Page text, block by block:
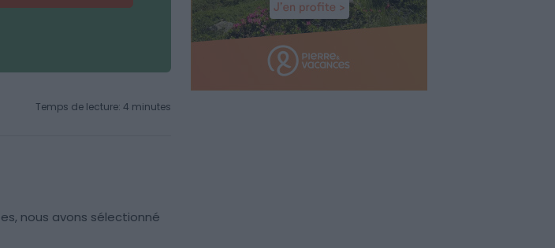
Temps de lecture: 4 minutes
nous avons sélectionné